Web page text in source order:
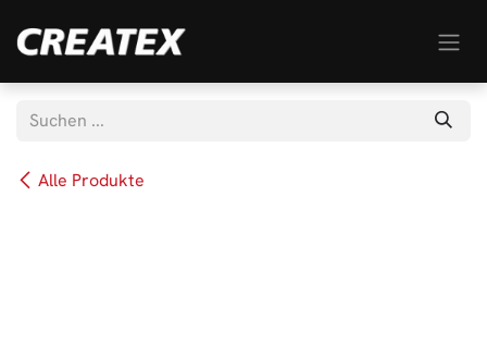
Alle Produkte